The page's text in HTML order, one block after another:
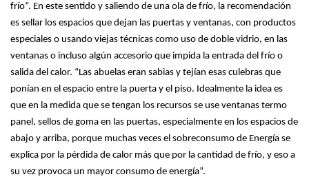
frío”. En este sentido y saliendo de una ola de frío, la recomendación
es sellar los espacios que dejan las puertas y ventanas, con productos
especiales o usando viejas técnicas como uso de doble vidrio, en las
ventanas o incluso algún accesorio que impida la entrada del frío o
salida del calor. “Las abuelas eran sabias y tejían esas culebras que
ponían en el espacio entre la puerta y el piso. Idealmente la idea es
que en la medida que se tengan los recursos se use ventanas termo
panel, sellos de goma en las puertas, especialmente en los espacios de
abajo y arriba, porque muchas veces el sobreconsumo de Energía se
explica por la pérdida de calor más que por la cantidad de frío, y eso a
su vez provoca un mayor consumo de energía”.